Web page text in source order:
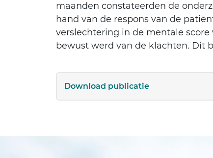
maanden constateerden de
hand van de respons van de
verslechtering in de mentale
bewust werd van de klachten. Dit
Download publicatie